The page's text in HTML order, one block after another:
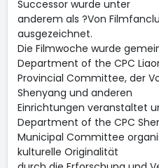
Successor wurde unter
anderem als ?Von
ausgezeichnet.
Die Filmwoche wurde
Department of the CPC
Provincial Committee, der
Shenyang und anderen
Einrichtungen veranstaltet
Department of the CPC
Municipal Committee
kulturelle Originalität